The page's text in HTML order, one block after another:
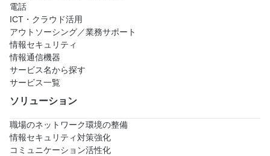
電話
ICT・クラウド活用
アウトソーシング／業務サポート
情報セキュリティ
情報通信機器
サービス名から探す
サービス一覧
ソリューション
職場のネットワーク環境の整備
情報セキュリティ対策強化
コミュニケーション活性化